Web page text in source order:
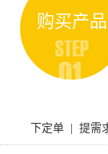
购买产品
下定单 | 提需